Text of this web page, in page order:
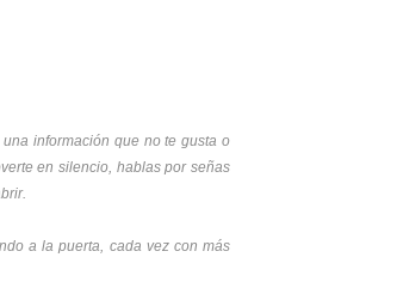
información que no te gusta o
en silencio, hablas por señas
a la puerta, cada vez con más